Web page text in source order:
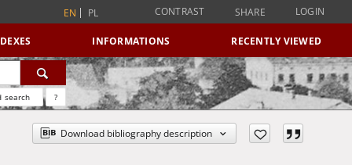
EN PL CONTRAST SHARE LOGIN
INFORMATIONS RECENTLY VIEWED
search ?
Download bibliography description